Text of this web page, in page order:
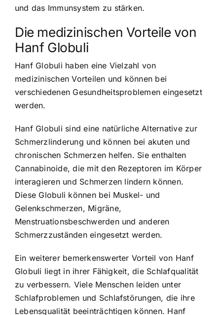
und das Immunsystem zu stärken.
Die medizinischen Vorteile von
Hanf Globuli
Hanf Globuli haben eine Vielzahl von
medizinischen Vorteilen und können bei
verschiedenen Gesundheitsproblemen eingesetzt
werden.
Hanf Globuli sind eine natürliche Alternative zur
Schmerzlinderung und können bei akuten und
chronischen Schmerzen helfen. Sie enthalten
Cannabinoide, die mit den Rezeptoren im Körper
interagieren und Schmerzen lindern können.
Diese Globuli können bei Muskel- und
Gelenkschmerzen, Migräne,
Menstruationsbeschwerden und anderen
Schmerzzuständen eingesetzt werden.
Ein weiterer bemerkenswerter Vorteil von Hanf
Globuli liegt in ihrer Fähigkeit, die Schlafqualität
zu verbessern. Viele Menschen leiden unter
Schlafproblemen und Schlafstörungen, die ihre
Lebensqualität beeinträchtigen können. Hanf